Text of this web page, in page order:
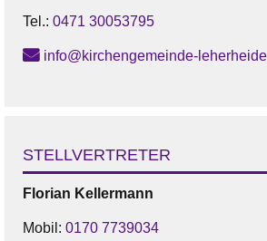
Tel.: 0471 30053795
info@kirchengemeinde-
STELLVERTRETER
Florian Kellermann
Mobil: ‭0170 7739034‬